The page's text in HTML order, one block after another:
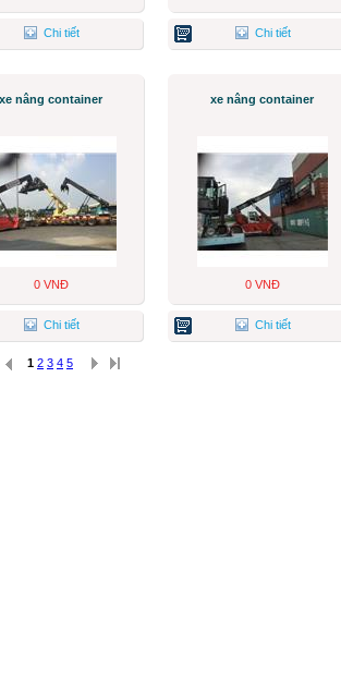
Chi tiết Chi tiết
xe nâng container
0 VNĐ
Chi tiết
xe nâng container
0 VNĐ
Chi tiết
1 2 3 4 5